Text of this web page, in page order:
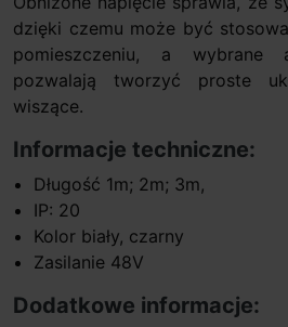
dzięki czemu może być
pomieszczeniu, a wybrane
pozwalają tworzyć proste
wiszące.
Informacje techniczne:
Długość 1m; 2m; 3m,
IP: 20
Kolor biały, czarny
Zasilanie 48V
Dodatkowe informacje: